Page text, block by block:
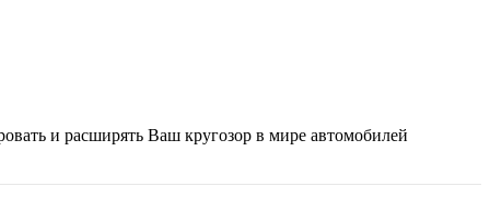
и расширять Ваш кругозор в мире автомобилей